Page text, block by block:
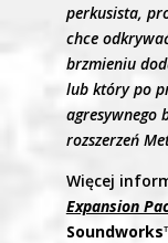
perkusista,
chce
brzmieniu
lub który po
agresywnego
rozszerzeń
Więcej
Expansion